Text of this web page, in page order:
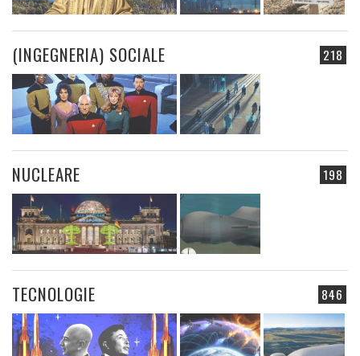
218
(INGEGNERIA) SOCIALE
198
NUCLEARE
846
TECNOLOGIE